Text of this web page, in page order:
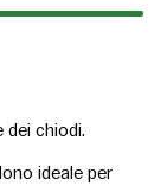
dei chiodi.
ideale per